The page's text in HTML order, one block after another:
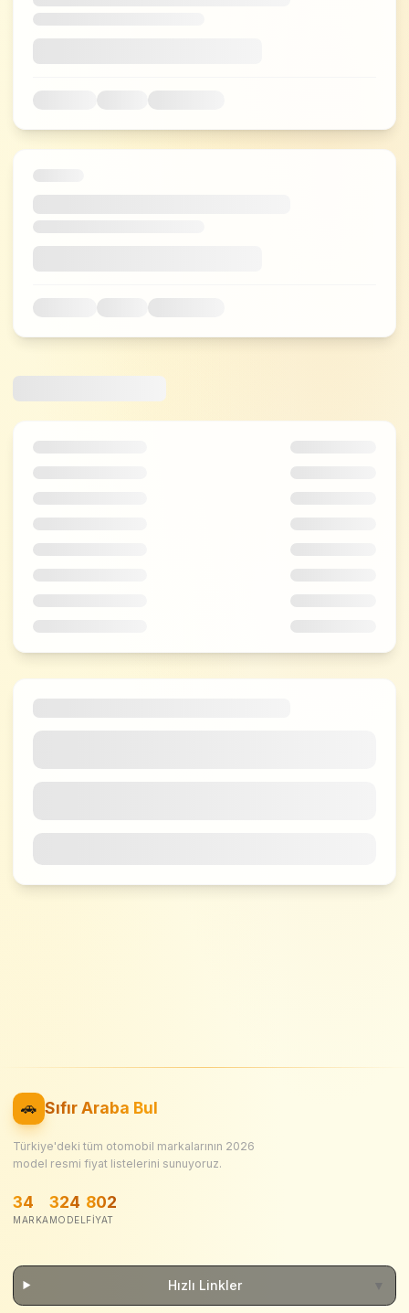
🚗 Sıfır Araba Bul
Türkiye'deki tüm otomobil markalarının 2026
model resmi fiyat listelerini sunuyoruz.
34
MARKA
324
MODEL
802
FIYAT
Hızlı Linkler